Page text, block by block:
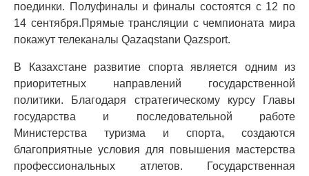
поединки. Полуфиналы и финалы состоятся с 12 по
14 сентября.Прямые трансляции с чемпионата мира
покажут телеканалы Qazaqstanи Qazsport.
В Казахстане развитие спорта является одним из
приоритетных направлений государственной
политики. Благодаря стратегическому курсу Главы
государства и последовательной работе
Министерства туризма и спорта, создаются
благоприятные условия для повышения мастерства
профессиональных атлетов. Государственная